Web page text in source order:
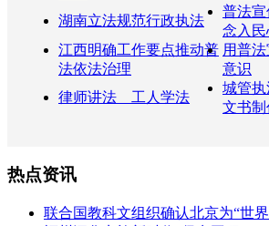
湖南立法规范行政执法
普法宣
念入民
江西明确工作要点推动普
法依法治理
用普
意识
律师讲法 工人学法
城管执
文书制
热点资讯
联合国教科文组织确认北京为“世